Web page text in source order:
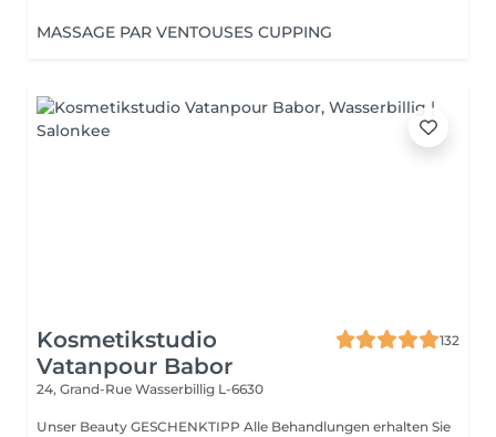
MASSAGE PAR VENTOUSES CUPPING
Kosmetikstudio
Vatanpour Babor
132
24, Grand-Rue Wasserbillig L-6630
Unser Beauty GESCHENKTIPP Alle Behandlungen erhalten Sie